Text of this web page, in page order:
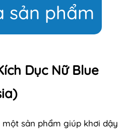
sản phẩm
Dục Nữ Blue
sản phẩm giúp khơi dậy